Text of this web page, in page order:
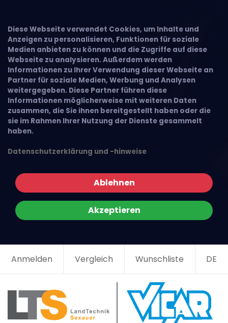
Diese Webseite verwendet Cookies, um Inhalte und
Anzeigen zu personalisieren, Funktionen für soziale
Medien anbieten zu können und die Zugriffe auf diese
Webseite zu analysieren. Außerdem werden
Informationen zu Ihrer Verwendung dieser Webseite an
Partner für soziale Medien, Werbung und Analysen
weitergegeben. Diese Partner führen diese
Informationen möglicherweise mit weiteren Daten
zusammen, die Sie ihnen bereitgestellt haben oder die
sie im Rahmen Ihrer Nutzung der Dienste gesammelt
haben.
Datenschutzerklärung und -hinweise
Ablehnen
Akzeptieren
Anmelden Vergleich Wunschliste DE